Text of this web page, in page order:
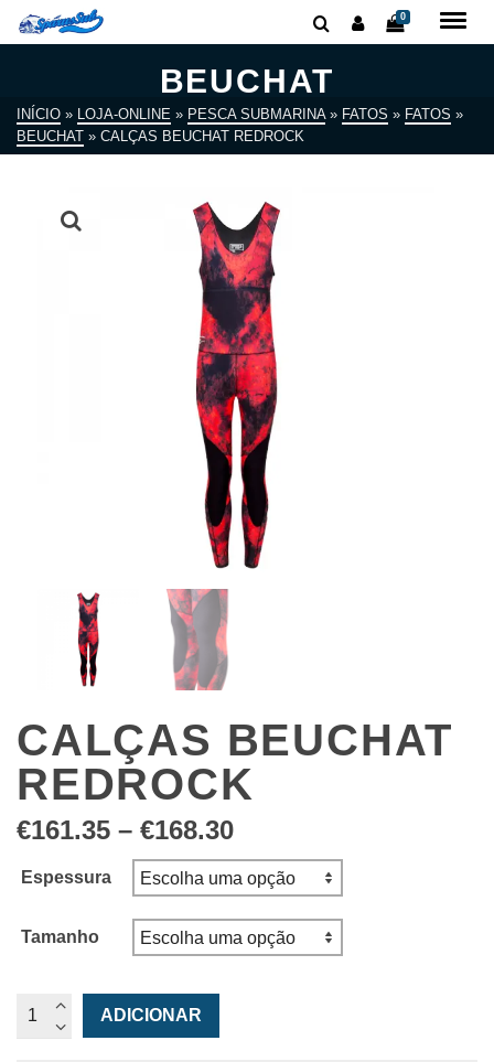
0
BEUCHAT
INÍCIO » LOJA-ONLINE » PESCA SUBMARINA » FATOS » FATOS »
BEUCHAT » CALÇAS BEUCHAT REDROCK
CALÇAS BEUCHAT
REDROCK
€161.35 – €168.30Price
range:
€161.35
€168.30
Espessura
Tamanho
Quantidade
ADICIONAR